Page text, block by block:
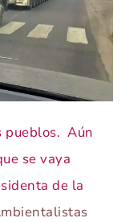
pueblos. Aún
se vaya
de la